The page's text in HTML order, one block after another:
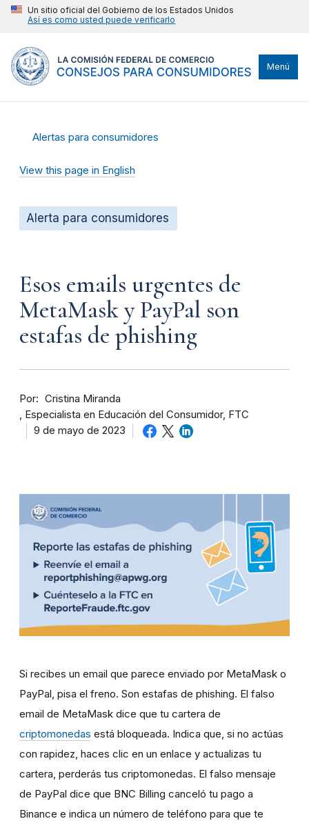
Un sitio oficial del Gobierno de los Estados Unidos
Así es como usted puede verificarlo
Menú
Alertas para consumidores
View this page in English
Alerta para consumidores
Esos emails urgentes de
MetaMask y PayPal son
estafas de phishing
Por
Cristina Miranda
Especialista en Educación del Consumidor, FTC
9 de mayo de 2023
Si recibes un email que parece enviado por MetaMask o
PayPal, pisa el freno. Son estafas de phishing. El falso
email de MetaMask dice que tu cartera de
criptomonedas está bloqueada. Indica que, si no actúas
con rapidez, haces clic en un enlace y actualizas tu
cartera, perderás tus criptomonedas. El falso mensaje
de PayPal dice que BNC Billing canceló tu pago a
Binance e indica un número de teléfono para que te